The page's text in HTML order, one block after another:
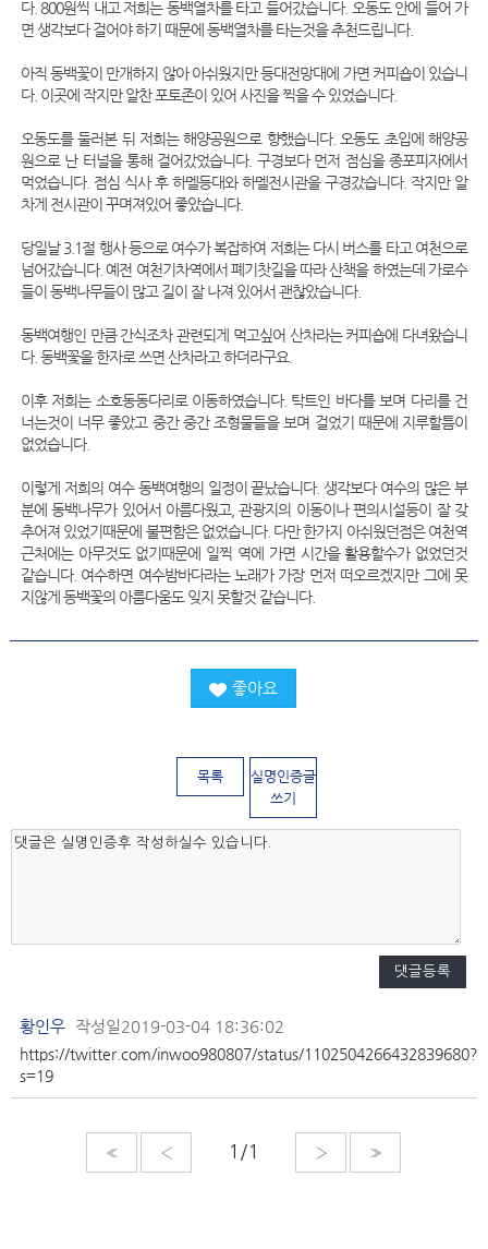
다. 800원씩 내고 저희는 동백열차를 타고 들어갔습니다. 오동도 안에 들어 가
면 생각보다 걸어야 하기 때문에 동백열차를 타는것을 추천드립니다.
아직 동백꽃이 만개하지 않아 아쉬웠지만 등대전망대에 가면 커피숍이 있습니
다. 이곳에 작지만 알찬 포토존이 있어 사진을 찍을 수 있었습니다.
오동도를 둘러본 뒤 저희는 해양공원으로 향했습니다. 오동도 초입에 해양공
원으로 난 터널을 통해 걸어갔었습니다. 구경보다 먼저 점심을 종포피자에서
먹었습니다. 점심 식사 후 하멜등대와 하멜전시관을 구경갔습니다. 작지만 알
차게 전시관이 꾸며져있어 좋았습니다.
당일날 3.1절 행사 등으로 여수가 복잡하여 저희는 다시 버스를 타고 여천으로
넘어갔습니다. 예전 여천기차역에서 폐기찻길을 따라 산책을 하였는데 가로수
들이 동백나무들이 많고 길이 잘 나져 있어서 괜찮았습니다.
동백여행인 만큼 간식조차 관련되게 먹고싶어 산차라는 커피숍에 다녀왔습니
다. 동백꽃을 한자로 쓰면 산차라고 하더라구요.
이후 저희는 소호동동다리로 이동하였습니다. 탁트인 바다를 보며 다리를 건
너는것이 너무 좋았고 중간 중간 조형물들을 보며 걸었기 때문에 지루할틈이
없었습니다.
이렇게 저희의 여수 동백여행의 일정이 끝났습니다. 생각보다 여수의 많은 부
분에 동백나무가 있어서 아름다웠고, 관광지의 이동이나 편의시설등이 잘 갖
추어져 있었기때문에 불편함은 없었습니다. 다만 한가지 아쉬웠던점은 여천역
근처에는 아무것도 없기때문에 일찍 역에 가면 시간을 활용할수가 없었던것
같습니다. 여수하면 여수밤바다라는 노래가 가장 먼저 떠오르겠지만 그에 못
지않게 동백꽃의 아름다움도 잊지 못할것 같습니다.
좋아요
목록
실명인증글
쓰기
황인우 작성일2019-03-04 18:36:02
https://twitter.com/inwoo980807/status/1102504266432839680?
s=19
« ‹ › »